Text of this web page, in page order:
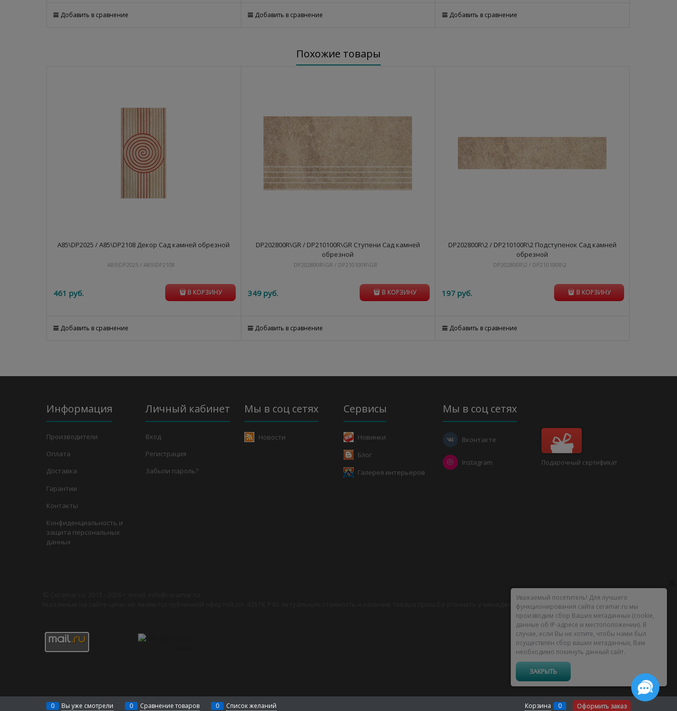
Добавить в сравнение Добавить в сравнение Добавить в сравнение
Похожие товары
A85\DP2025 / A85\DP2108 Декор Сад камней обрезной
A85\DP2025 / A85\DP2108
461 руб. В КОРЗИНУ
Добавить в сравнение
DP202800R\GR / DP210100R\GR Ступени Сад камней
обрезной
DP202800R\GR / DP210100R\GR
349 руб. В КОРЗИНУ
Добавить в сравнение
DP202800R\2 / DP210100R\2 Подступенок Сад камней
обрезной
DP202800R\2 / DP210100R\2
197 руб. В КОРЗИНУ
Добавить в сравнение
Информация
Производители
Оплата
Доставка
Гарантии
Контакты
Конфиденциальность и
защита персональных
данных
Личный кабинет
Вход
Регистрация
Забыли пароль?
Мы в соц сетях
Новости
Сервисы
Новинки
Блог
Галерея интерьеров
Мы в соц сетях
Вконтакте
Instagram Подарочный сертификат
Указанные на сайте цены не являются публичной офертой (ст. 435 ГК РФ). Актуальную стоимость и наличие товара просьба уточнять у менеджеров.
0 Вы уже смотрели 0 Сравнение товаров 0 Список желаний Корзина 0 Оформить заказ
Уважаемый посетитель! Для лучшего
функционирования сайта ceramar.ru мы
производим сбор Ваших метаданных (cookie,
данные об IP-адресе и местоположении). В
случае, если Вы не хотите, чтобы нами был
осуществлён сбор ваших метаданных, Вам
необходимо покинуть данный сайт.
ЗАКРЫТЬ